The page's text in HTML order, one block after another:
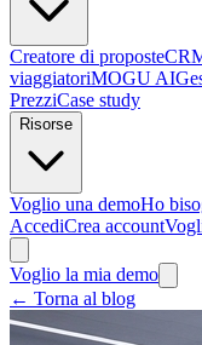
Creatore di proposte
viaggiatoriMOGU AI
PrezziCase study
Risorse
Voglio una demoHo
AccediCrea account
Voglio la mia demo
← Torna al blog